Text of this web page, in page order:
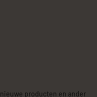
producten en ander